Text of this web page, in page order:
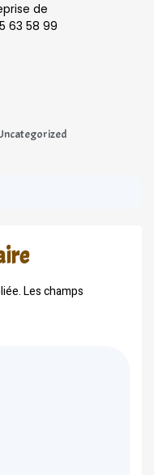
de
63 58 99
Les champs